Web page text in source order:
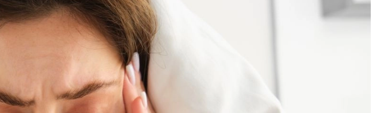
PRZYRODA ZWIERZĘTA DOMOWE
KRAJOBRAZ RĘKODZIEŁO
ŚNIADANIA PRZYSTAWKI
DODATKI PRZETWORY